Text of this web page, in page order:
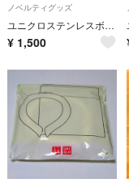
ノベルティグッズ
ユニクロステンレスボトル2018
¥ 1,500